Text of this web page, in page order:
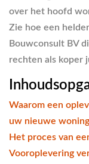
over het hoofd
Zie hoe een
Bouwconsult BV
rechten als koper
Waarom een
uw nieuwe woning
Het proces van
Vooroplevering